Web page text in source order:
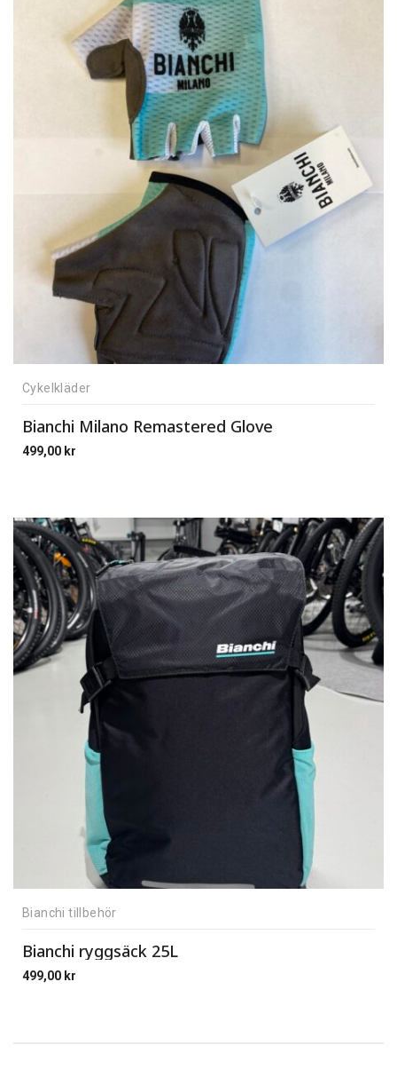
Cykelkläder
Bianchi Milano Remastered Glove
499,00 kr
Bianchi tillbehör
Bianchi ryggsäck 25L
499,00 kr